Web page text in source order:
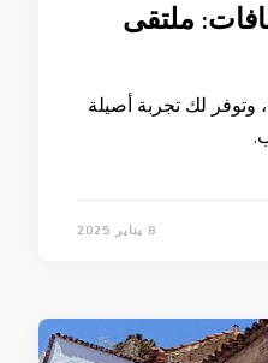
ملتقى
وتوفر لك تجربة أصيلة
8 يناير 2025